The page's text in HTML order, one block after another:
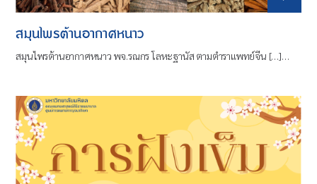
สมุนไพรต้านอากาศหนาว
สมุนไพรต้านอากาศหนาว พจ.รณกร โลหะฐานัส ตามตำราแพทย์จีน […]…